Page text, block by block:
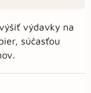
výdavky na
súčasťou